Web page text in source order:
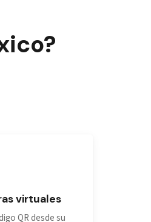
virtuales
QR desde su